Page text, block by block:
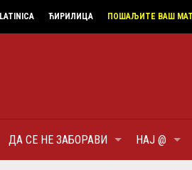
LATINICA ЋИРИЛИЦА ПОШАЉИТЕ ВАШ
ДА СЕ НЕ ЗАБОРАВИ НАЈ @